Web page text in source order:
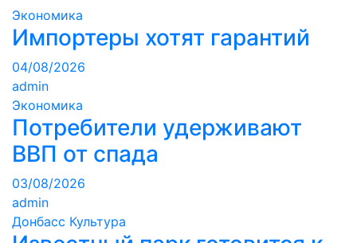
Экономика
Импортеры хотят гарантий
04/08/2026
admin
Экономика
Потребители удерживают
ВВП от спада
03/08/2026
admin
Донбасс Культура